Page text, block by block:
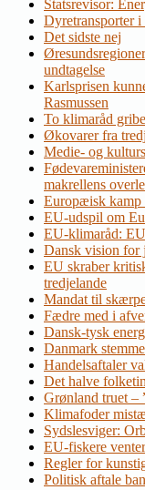
Statsrevisor:
Dyretransporter
Det sidste nej
undtagelse
Karlsprisen
Rasmussen
To klimaråd
Økovarer fra
Medie- og
makrellens
Europæisk kamp
EU-udspil om
EU-klimaråd:
Dansk vision for
EU skraber
tredjelande
Mandat til
Fædre med i
Dansk-tysk
Danmark
Handelsaftaler
Det halve
Grønland truet –
Klimafoder
Sydslesviger:
EU-fiskere
Regler for
Politisk aftale